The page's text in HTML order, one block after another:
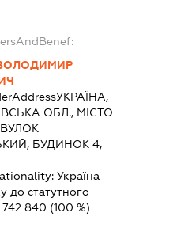
УКРАЇНА,
ОБЛ., МІСТО
БУДИНОК 4,
Україна
до статутного
742 840 (100 %)